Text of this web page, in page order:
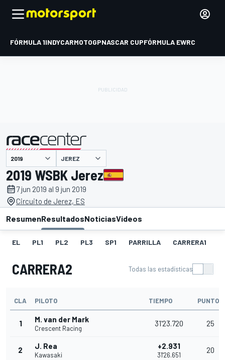
FÓRMULA 1INDYCARMOTOGPNASCAR CUPFÓRMULA EWRC
presentado por JEREZ
2019 WSBK Jerez
7 jun 2019 al 9 jun 2019
Circuito de Jerez, ES
ResumenResultadosNoticiasVideos
EL PL1 PL2 PL3 SP1 PARRILLA CARRERA1
CARRERA2 Todas las estadísticas
CLA PILOTO TIEMPO PUNTOS
1 M. van der Mark
Crescent Racing
31'23.720 25
2 J. Rea
Kawasaki
+2.931
31'26.651
20